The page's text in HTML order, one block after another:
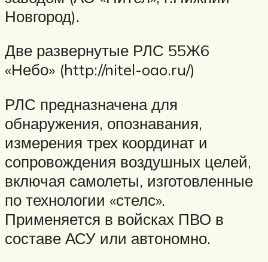
Новгород).
Две развернутые РЛС 55Ж6
«Небо» (http://nitel-oao.ru/)
РЛС предназначена для
обнаружения, опознавания,
измерения трех координат и
сопровождения воздушных целей,
включая самолеты, изготовленные
по технологии «стелс».
Применяется в войсках ПВО в
составе АСУ или автономно.